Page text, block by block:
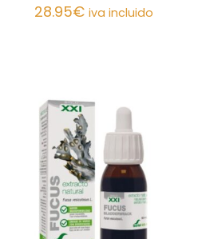
28.95€ iva incluido